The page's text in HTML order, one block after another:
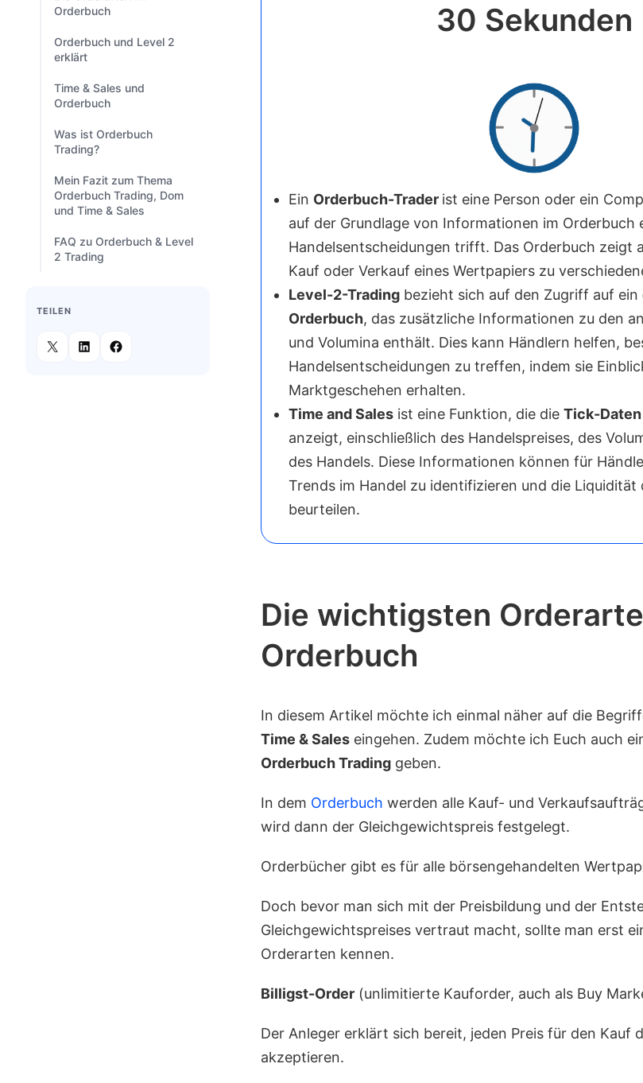
30 Sekunden
Ein Orderbuch-Trader ist eine Person oder ein
auf der Grundlage von Informationen im Orderbuch
Handelsentscheidungen trifft. Das Orderbuch zeigt
Kauf oder Verkauf eines Wertpapiers zu
Level-2-Trading bezieht sich auf den Zugriff auf ein
Orderbuch, das zusätzliche Informationen zu den
und Volumina enthält. Dies kann Händlern helfen,
Handelsentscheidungen zu treffen, indem sie
Marktgeschehen erhalten.
Time and Sales ist eine Funktion, die die Tick-Daten
anzeigt, einschließlich des Handelspreises, des
des Handels. Diese Informationen können für
Trends im Handel zu identifizieren und die Liquidität
beurteilen.
Die wichtigsten
Orderbuch
In diesem Artikel möchte ich einmal näher auf die
Time & Sales eingehen. Zudem möchte ich Euch auch
Orderbuch Trading geben.
In dem Orderbuch werden alle Kauf- und
wird dann der Gleichgewichtspreis festgelegt.
Orderbücher gibt es für alle börsengehandelten
Doch bevor man sich mit der Preisbildung und der
Gleichgewichtspreises vertraut macht, sollte man erst
Orderarten kennen.
Billigst-Order (unlimitierte Kauforder, auch als Buy
Der Anleger erklärt sich bereit, jeden Preis für den Kauf
akzeptieren.
TEILEN
Orderbuch
Orderbuch und Level 2
erklärt
Time & Sales und
Orderbuch
Was ist Orderbuch
Trading?
Mein Fazit zum Thema
Orderbuch Trading, Dom
und Time & Sales
FAQ zu Orderbuch & Level
2 Trading